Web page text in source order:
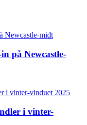
på Newcastle-
i vinter-